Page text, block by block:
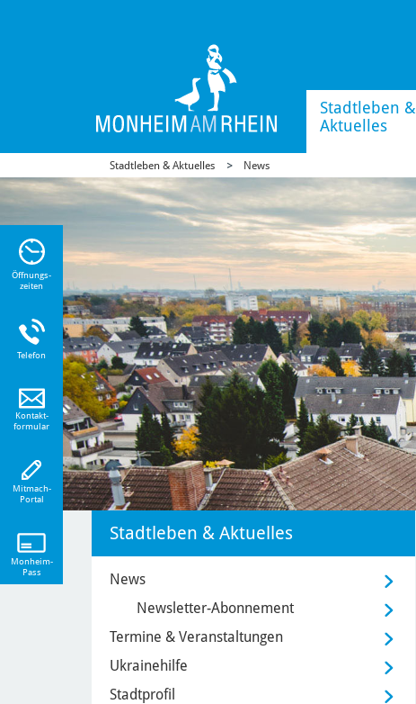
Stadtleben &
Aktuelles
Stadtleben & Aktuelles News
Stadtleben & Aktuelles
News
Newsletter-Abonnement
Termine & Veranstaltungen
Ukrainehilfe
Stadtprofil
Öffnungs-
zeiten
Telefon
Kontakt-
formular
Mitmach-
Portal
Monheim-
Pass
Sie
zu